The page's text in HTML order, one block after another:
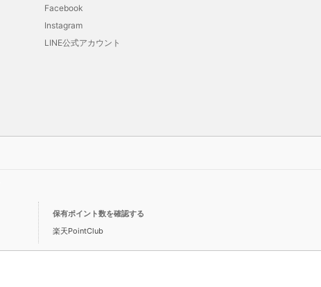
Facebook
Instagram
LINE公式アカウント
保有ポイント数を確認する
楽天PointClub